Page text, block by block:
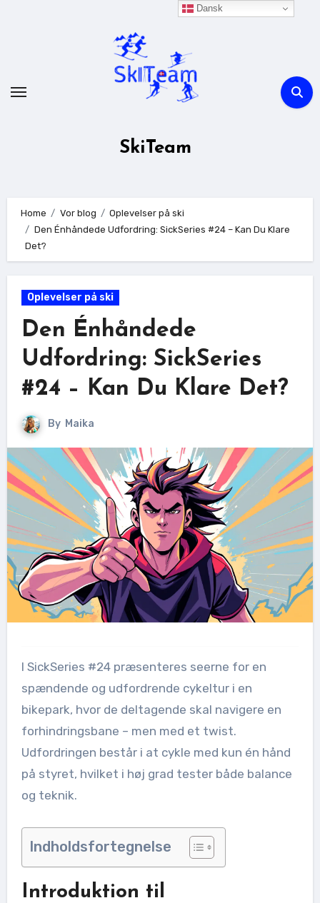
SkiTeam
Home Vor blog
Oplevelser på ski
Den Énhåndede Udfordring: SickSeries #24 – Kan Du Klare
Det?
Oplevelser på ski
Den Énhåndede
Udfordring: SickSeries
#24 – Kan Du Klare Det?
By Maika
I SickSeries #24 præsenteres seerne for en
spændende og udfordrende cykeltur i en
bikepark, hvor de deltagende skal navigere en
forhindringsbane – men med et twist.
Udfordringen består i at cykle med kun én hånd
på styret, hvilket i høj grad tester både balance
og teknik.
Indholdsfortegnelse
Introduktion til
Dansk